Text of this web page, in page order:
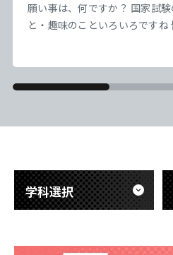
願い事は、何ですか？ 国家試験
と・趣味のこといろいろですね
学科選択
東
東
東
東